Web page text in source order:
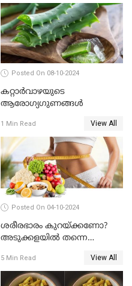
Posted On 08-10-2024
കറ്റാർവാഴയുടെ
ആരോഗ്യഗുണങ്ങൾ
1 Min Read View All
Posted On 04-10-2024
ശരീരഭാരം കുറയ്ക്കണോ?
അടുക്കളയിൽ തന്നെ
5 Min Read View All